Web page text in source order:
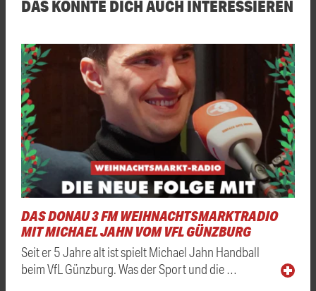
DAS KÖNNTE DICH AUCH INTERESSIEREN
DAS DONAU 3 FM WEIHNACHTSMARKTRADIO
MIT MICHAEL JAHN VOM VFL GÜNZBURG
Seit er 5 Jahre alt ist spielt Michael Jahn Handball
beim VfL Günzburg. Was der Sport und die …